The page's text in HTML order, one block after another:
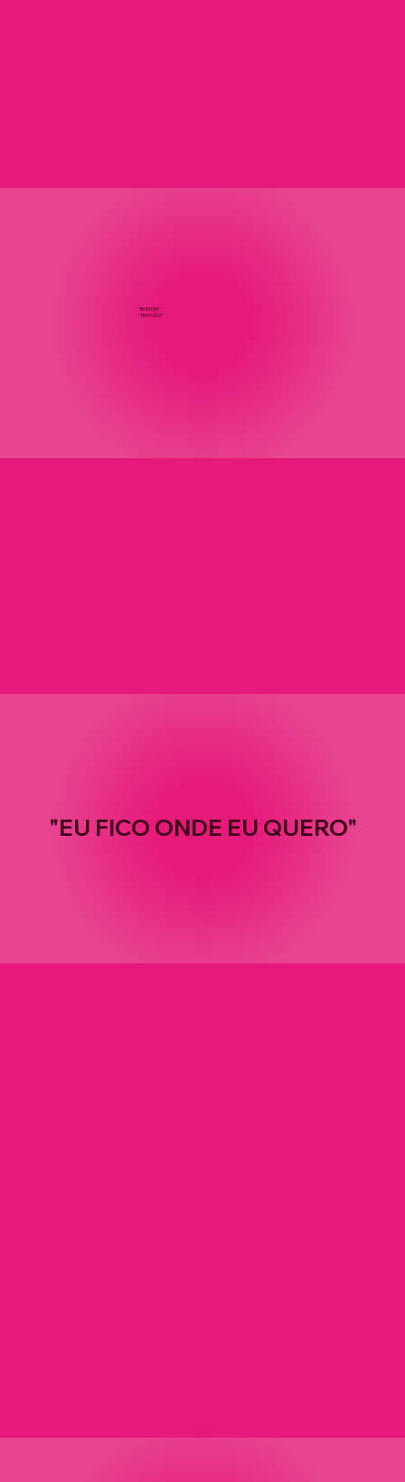
- “BOM DIA”
- “TEM NÃO”
"EU FICO ONDE EU QUERO"